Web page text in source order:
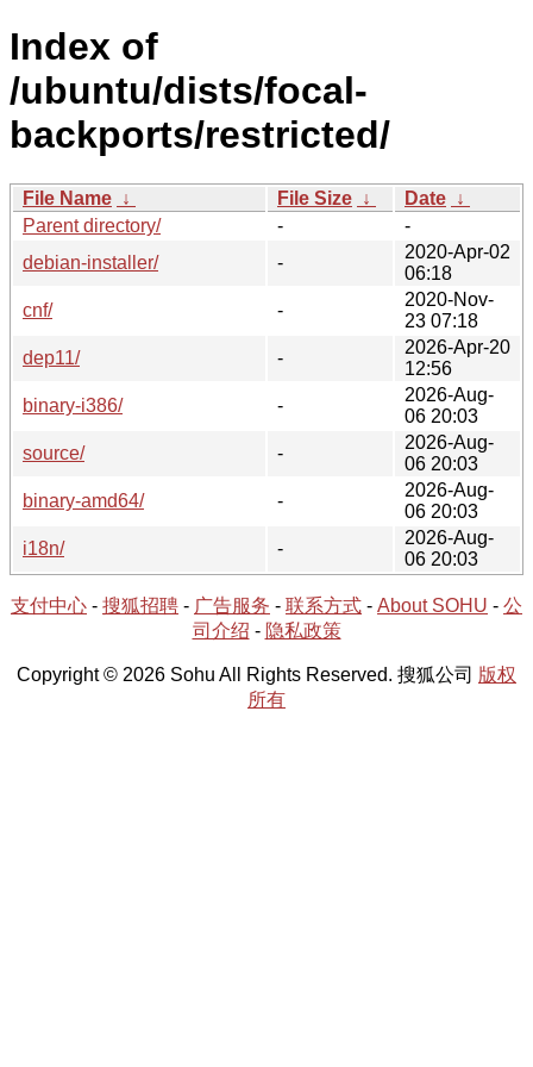
Index of
/ubuntu/dists/focal-
backports/restricted/
File Name ↓ File Size ↓ Date ↓
Parent directory/
-
-
debian-installer/
-
2020-Apr-02
06:18
cnf/
-
2020-Nov-
23 07:18
dep11/
-
2026-Apr-20
12:56
binary-i386/
-
2026-Aug-
06 20:03
source/
-
2026-Aug-
06 20:03
binary-amd64/
-
2026-Aug-
06 20:03
i18n/
-
2026-Aug-
06 20:03
支付中心 - 搜狐招聘 - 广告服务 - 联系方式 - About SOHU - 公
司介绍 - 隐私政策
Copyright © 2026 Sohu All Rights Reserved. 搜狐公司 版权
所有